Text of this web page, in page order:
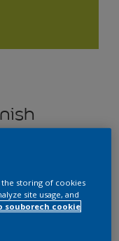
Změnit odstín
the storing of cookies
site usage, and
souborech cookie